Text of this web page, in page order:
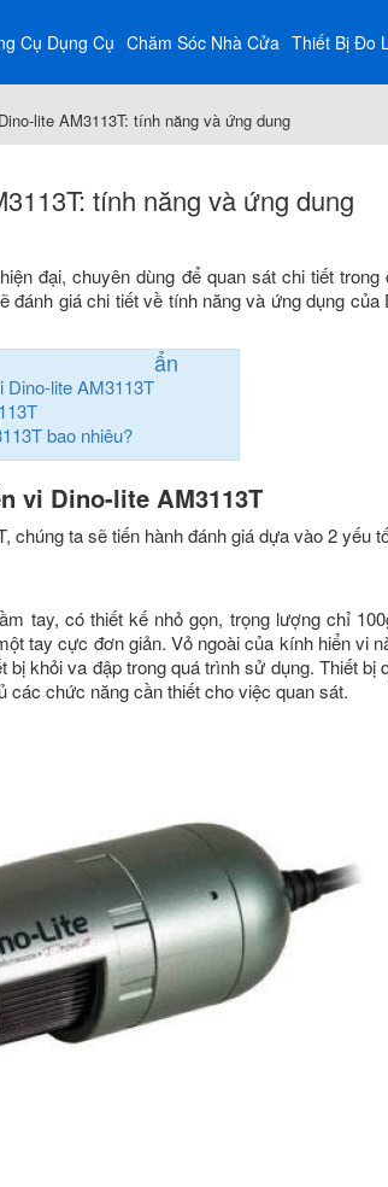
Cụ Dụng Cụ Chăm Sóc Nhà Cửa Thiết Bị Đo
lite AM3113T: tính năng và ứng dung
tính năng và ứng dung
đại, chuyên dùng để quan sát chi tiết trong
giá chi tiết về tính năng và ứng dụng của
ẩn
Dino-lite AM3113T
bao nhiêu?
vi Dino-lite AM3113T
chúng ta sẽ tiến hành đánh giá dựa vào 2 yếu
tay, có thiết kế nhỏ gọn, trọng lượng chỉ
tay cực đơn giản. Vỏ ngoài của kính hiển vi
khỏi va đập trong quá trình sử dụng. Thiết bị
các chức năng cần thiết cho việc quan sát.